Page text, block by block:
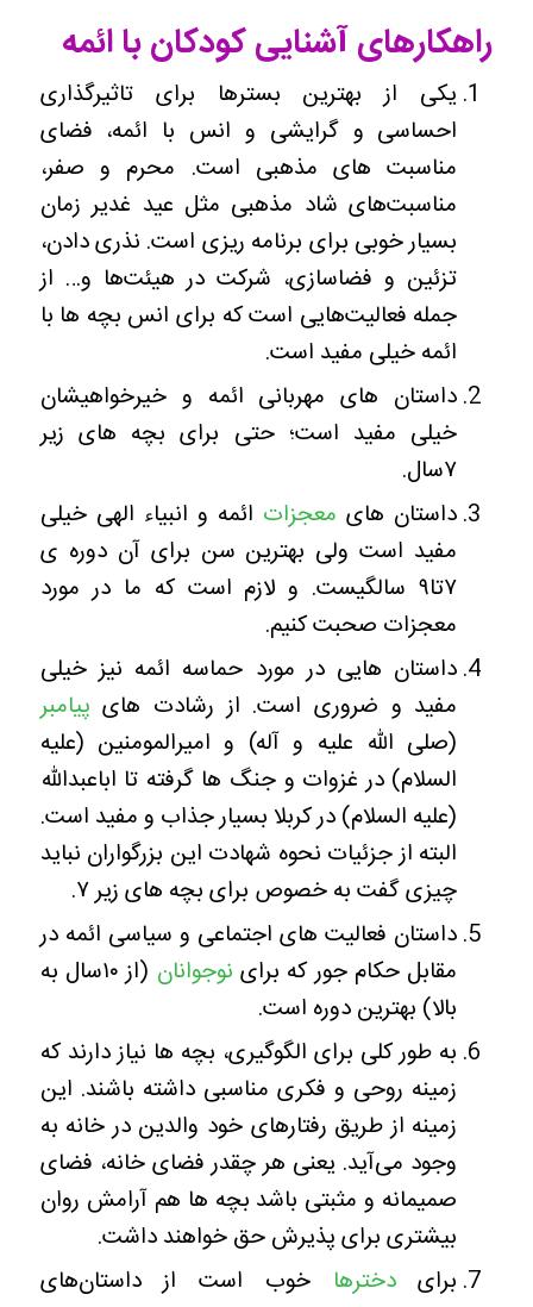
راهکارهای آشنایی کودکان با ائمه
یکی از بهترین بسترها برای تاثیرگذاری
احساسی و گرایشی و انس با ائمه، فضای
مناسبت های مذهبی است. محرم و صفر،
مناسبت‌های شاد مذهبی مثل عید غدیر زمان
بسیار خوبی برای برنامه ریزی است. نذری دادن،
تزئین و فضاسازی، شرکت در هیئت‌ها و… از
جمله فعالیت‌هایی است که برای انس بچه ها با
ائمه خیلی مفید است.
داستان های مهربانی ائمه و خیرخواهیشان
خیلی مفید است؛ حتی برای بچه های زیر
۷سال.
داستان های معجزات ائمه و انبیاء الهی خیلی
مفید است ولی بهترین سن برای آن دوره ی
۷تا۹ سالگیست. و لازم است که ما در مورد
معجزات صحبت کنیم.
داستان هایی در مورد حماسه ائمه نیز خیلی
مفید و ضروری است. از رشادت های پیامبر
(صلی الله علیه و آله) و امیرالمومنین (علیه
السلام) در غزوات و جنگ ها گرفته تا اباعبدالله
(علیه السلام) در کربلا بسیار جذاب و مفید است.
البته از جزئیات نحوه شهادت این بزرگواران نباید
چیزی گفت به خصوص برای بچه های زیر ۷.
داستان فعالیت های اجتماعی و سیاسی ائمه در
مقابل حکام جور که برای نوجوانان
(از ۱۰سال به
بالا) بهترین دوره است.
به طور کلی برای الگوگیری، بچه ها نیاز دارند که
زمینه روحی و فکری مناسبی داشته باشند. این
زمینه از طریق رفتارهای خود والدین در خانه به
وجود می‌آید. یعنی هر چقدر فضای خانه، فضای
صمیمانه و مثبتی باشد بچه ها هم آرامش روان
بیشتری برای پذیرش حق خواهند داشت.
برایدخترها خوب است از داستان‌های